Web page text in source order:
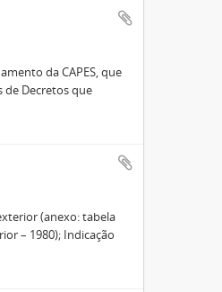
da CAPES, que
de Decretos que
(anexo: tabela
– 1980); Indicação